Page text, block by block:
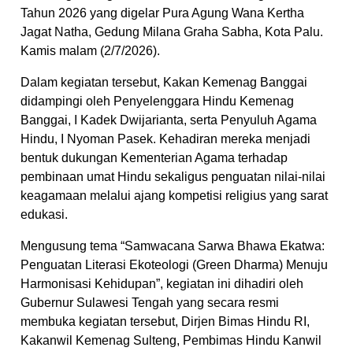
Tahun 2026 yang digelar Pura Agung Wana Kertha
Jagat Natha, Gedung Milana Graha Sabha, Kota Palu.
Kamis malam (2/7/2026).
Dalam kegiatan tersebut, Kakan Kemenag Banggai
didampingi oleh Penyelenggara Hindu Kemenag
Banggai, I Kadek Dwijarianta, serta Penyuluh Agama
Hindu, I Nyoman Pasek. Kehadiran mereka menjadi
bentuk dukungan Kementerian Agama terhadap
pembinaan umat Hindu sekaligus penguatan nilai-nilai
keagamaan melalui ajang kompetisi religius yang sarat
edukasi.
Mengusung tema “Samwacana Sarwa Bhawa Ekatwa:
Penguatan Literasi Ekoteologi (Green Dharma) Menuju
Harmonisasi Kehidupan”, kegiatan ini dihadiri oleh
Gubernur Sulawesi Tengah yang secara resmi
membuka kegiatan tersebut, Dirjen Bimas Hindu RI,
Kakanwil Kemenag Sulteng, Pembimas Hindu Kanwil